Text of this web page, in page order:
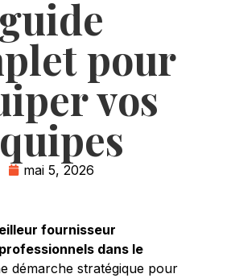
guide
pour
vos
mai 5, 2026
fournisseur
dans le
démarche stratégique pour